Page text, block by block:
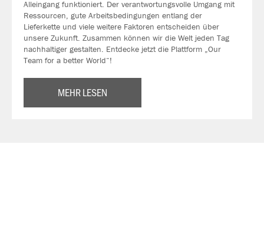
Alleingang funktioniert. Der verantwortungsvolle Umgang mit
Ressourcen, gute Arbeitsbedingungen entlang der
Lieferkette und viele weitere Faktoren entscheiden über
unsere Zukunft. Zusammen können wir die Welt jeden Tag
nachhaltiger gestalten. Entdecke jetzt die Plattform „Our
Team for a better World“!
MEHR LESEN